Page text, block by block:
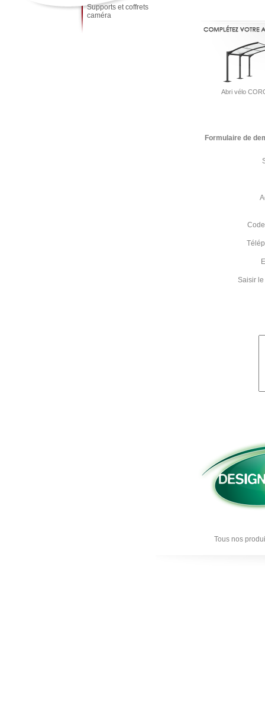
Supports et coffrets
caméra
Abri vélo
Formulaire de
Saisir
Tous nos